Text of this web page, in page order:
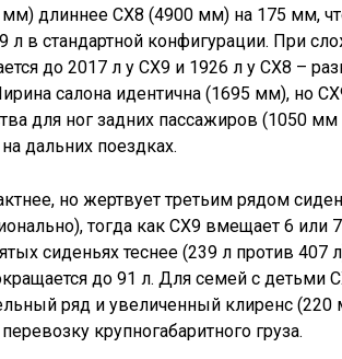
мм) длиннее CX8 (4900 мм) на 175 мм,
л в стандартной конфигурации. При
до 2017 л у CX9 и 1926 л у CX8 –
салона идентична (1695 мм), но
для ног задних пассажиров (1050
дальних поездках.
но жертвует третьим рядом
тогда как CX9 вмещает 6 или
сиденьях теснее (239 л против
до 91 л. Для семей с детьми
ряд и увеличенный клиренс
крупногабаритного груза.